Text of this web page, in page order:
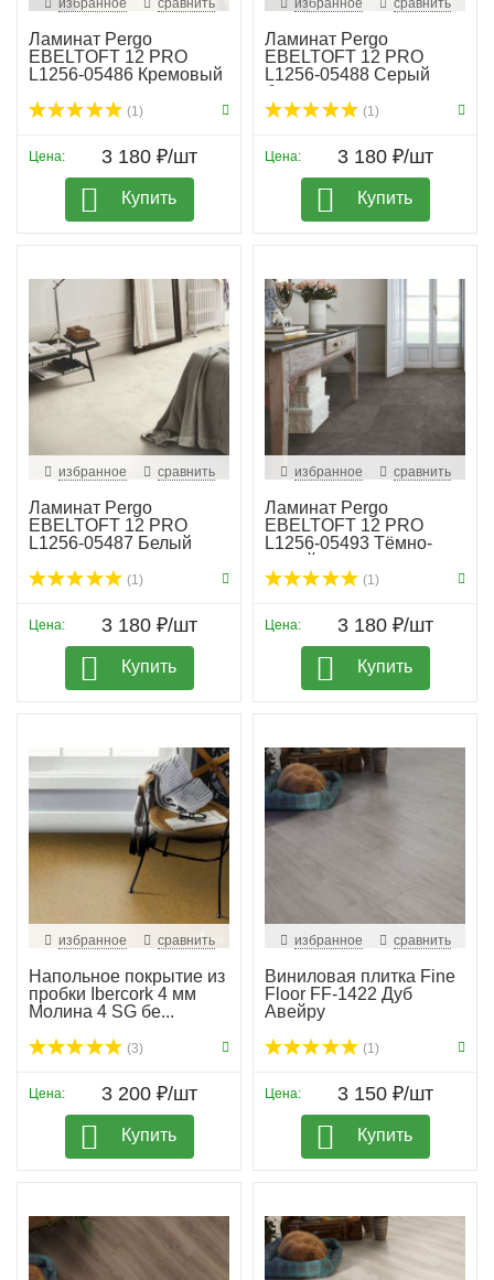
избранное сравнить
Ламинат Pergo
EBELTOFT 12 PRO
L1256-05486 Кремовый
(1)
Цена: 3 180 ₽/шт
Купить
избранное сравнить
Ламинат Pergo
EBELTOFT 12 PRO
L1256-05488 Серый
бетон
(1)
Цена: 3 180 ₽/шт
Купить
избранное сравнить
Ламинат Pergo
EBELTOFT 12 PRO
L1256-05487 Белый
(1)
Цена: 3 180 ₽/шт
Купить
избранное сравнить
Ламинат Pergo
EBELTOFT 12 PRO
L1256-05493 Тёмно-
серый сланец
(1)
Цена: 3 180 ₽/шт
Купить
избранное сравнить
Напольное покрытие из
пробки Ibercork 4 мм
Молина 4 SG бе...
(3)
Цена: 3 200 ₽/шт
Купить
избранное сравнить
Виниловая плитка Fine
Floor FF-1422 Дуб
Авейру
(1)
Цена: 3 150 ₽/шт
Купить